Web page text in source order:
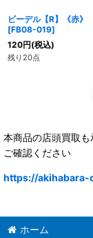
ビーデル【R】《赤》
[FB08-019]
120円(税込)
残り20点
本商品の店頭買取
ご確認ください
https://
ホーム